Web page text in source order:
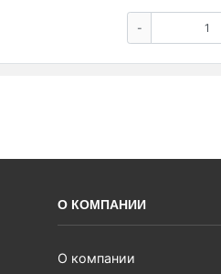
-
О КОМПАНИИ
О компании